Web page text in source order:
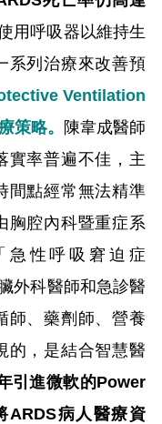
用呼吸器以維持生
系列治療來改善預
Ventilation
策略。 陳韋成醫師
實率普遍不佳，主
間點經常無法精準
胸腔內科暨重症系
急性呼吸窘迫症
外科醫師和急診醫
師、藥劑師、營養
的，是結合智慧醫
引進微軟的Power
ARDS病人醫療資